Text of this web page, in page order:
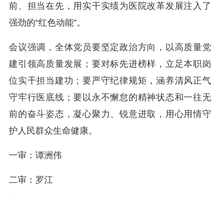
前、担当在先，用实干实绩为医院改革发展注入了
强劲的“红色动能”。
会议强调，全体党员要坚定政治方向，以高质量党
建引领高质量发展；要对标先进榜样，立足本职岗
位实干担当建功；要严守纪律规矩，涵养清风正气
守牢行医底线；要以永不懈怠的精神状态和一往无
前的奋斗姿态，凝心聚力、锐意进取，用心用情守
护人民群众生命健康。
一审：谭洲伟
二审：罗江